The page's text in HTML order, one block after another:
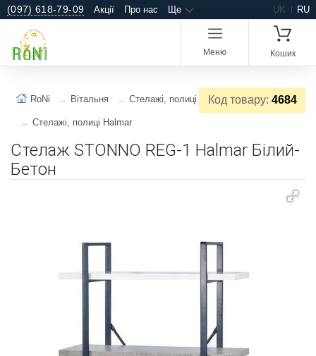
(097) 618-79-09 Акції Про нас Ще UK RU
Меню Кошик
Код товару: 4684
RoNi Вітальня Стелажі, полиці
Стелажі, полиці Halmar
Стелаж STONNO REG-1 Halmar Білий-
Бетон